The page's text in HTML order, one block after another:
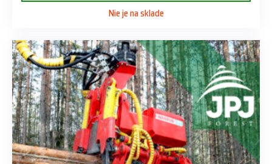
Nie je na sklade